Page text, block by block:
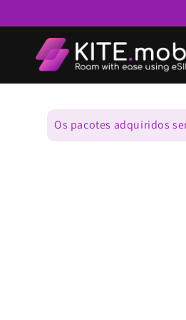
Os pacotes adquiridos